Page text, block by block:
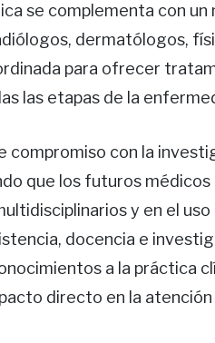
se complementa con
dermatólogos,
para ofrecer
las etapas de la
compromiso con la
que los futuros
y en el
docencia e
a la práctica
directo en la